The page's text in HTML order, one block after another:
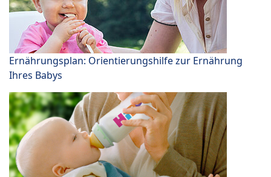
Ernährungsplan: Orientierungshilfe zur Ernährung
Ihres Babys